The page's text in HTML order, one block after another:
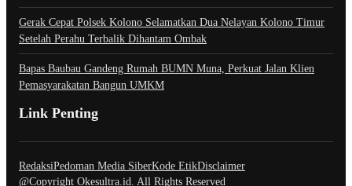
Gerak Cepat Polsek Kolono Selamatkan Dua Nelayan Kolono Timur
Setelah Perahu Terbalik Dihantam Ombak
Bapas Baubau Gandeng Rumah BUMN Muna, Perkuat Jalan Klien
Pemasyarakatan Bangun UMKM
Link Penting
RedaksiPedoman Media SiberKode EtikDisclaimer
@Copyright Okesultra.id. All Rights Reserved